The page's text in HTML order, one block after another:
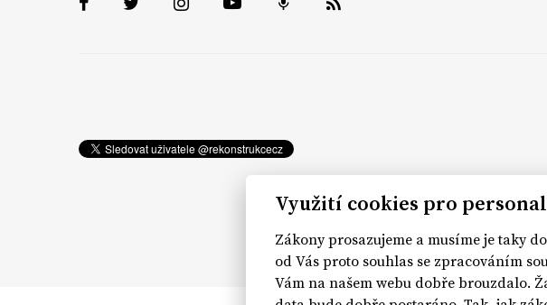
Využití cookies pro
Zákony prosazujeme a musíme je taky
od Vás proto souhlas se zpracováním
Vám na našem webu dobře brouzdalo.